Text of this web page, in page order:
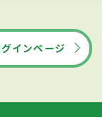
インページ